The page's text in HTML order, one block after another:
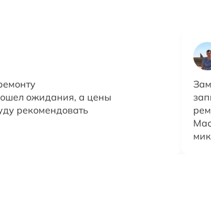
ожидания, а цены
рекомендовать